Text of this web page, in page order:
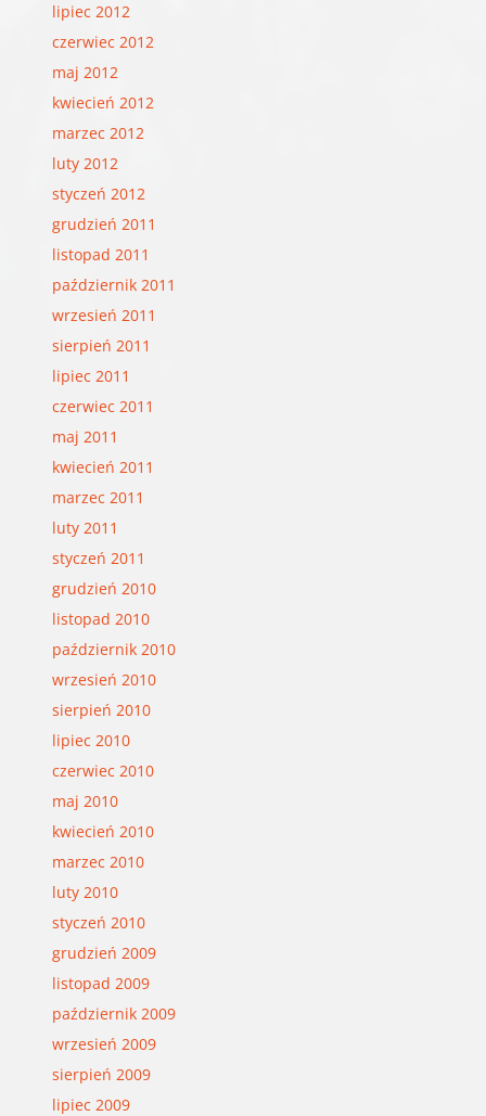
lipiec 2012
czerwiec 2012
maj 2012
kwiecień 2012
marzec 2012
luty 2012
styczeń 2012
grudzień 2011
listopad 2011
październik 2011
wrzesień 2011
sierpień 2011
lipiec 2011
czerwiec 2011
maj 2011
kwiecień 2011
marzec 2011
luty 2011
styczeń 2011
grudzień 2010
listopad 2010
październik 2010
wrzesień 2010
sierpień 2010
lipiec 2010
czerwiec 2010
maj 2010
kwiecień 2010
marzec 2010
luty 2010
styczeń 2010
grudzień 2009
listopad 2009
październik 2009
wrzesień 2009
sierpień 2009
lipiec 2009